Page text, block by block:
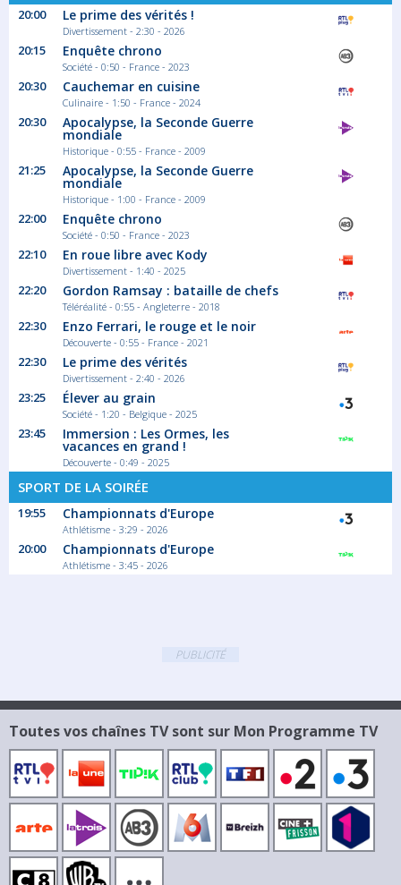
Série documentaire Historique
01:40
Colisée, une histoire
monumentale
Saison 1 épisode 3
L'empereur Domitien inaugure un nouveau
Série documentaire Historique
02:25
Colisée, une histoire
monumentale
Saison 1 épisode 4
En 107 après Jésus-Christ, le Colisée est...
Série documentaire Historique
03:10
Wheeler Dealers France
Saison 8 épisode 11
Gerry souhaite convertir à l'électrique une...
Série documentaire Science et technique
20:00 Le prime des vérités !
Divertissement - 2:30 - 2026
20:15 Enquête chrono
Société - 0:50 - France - 2023
20:30 Cauchemar en cuisine
Culinaire - 1:50 - France - 2024
20:30 Apocalypse, la Seconde Guerre
mondiale
Historique - 0:55 - France - 2009
21:25 Apocalypse, la Seconde Guerre
mondiale
Historique - 1:00 - France - 2009
22:00 Enquête chrono
Société - 0:50 - France - 2023
22:10 En roue libre avec Kody
Divertissement - 1:40 - 2025
22:20 Gordon Ramsay : bataille de chefs
Téléréalité - 0:55 - Angleterre - 2018
22:30 Enzo Ferrari, le rouge et le noir
Découverte - 0:55 - France - 2021
22:30 Le prime des vérités
Divertissement - 2:40 - 2026
23:25 Élever au grain
Société - 1:20 - Belgique - 2025
23:45 Immersion : Les Ormes, les
vacances en grand !
Découverte - 0:49 - 2025
SPORT DE LA SOIRÉE
19:55 Championnats d'Europe
Athlétisme - 3:29 - 2026
20:00 Championnats d'Europe
Athlétisme - 3:45 - 2026
PUBLICITÉ
Toutes vos chaînes TV sont sur Mon Programme TV